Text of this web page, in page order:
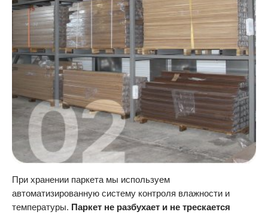
При хранении паркета мы используем
автоматизированную систему контроля влажности и
температуры. Паркет не разбухает и не трескается